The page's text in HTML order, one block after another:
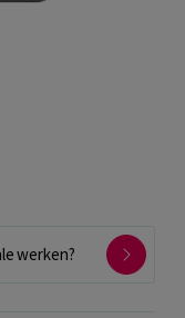
werken?